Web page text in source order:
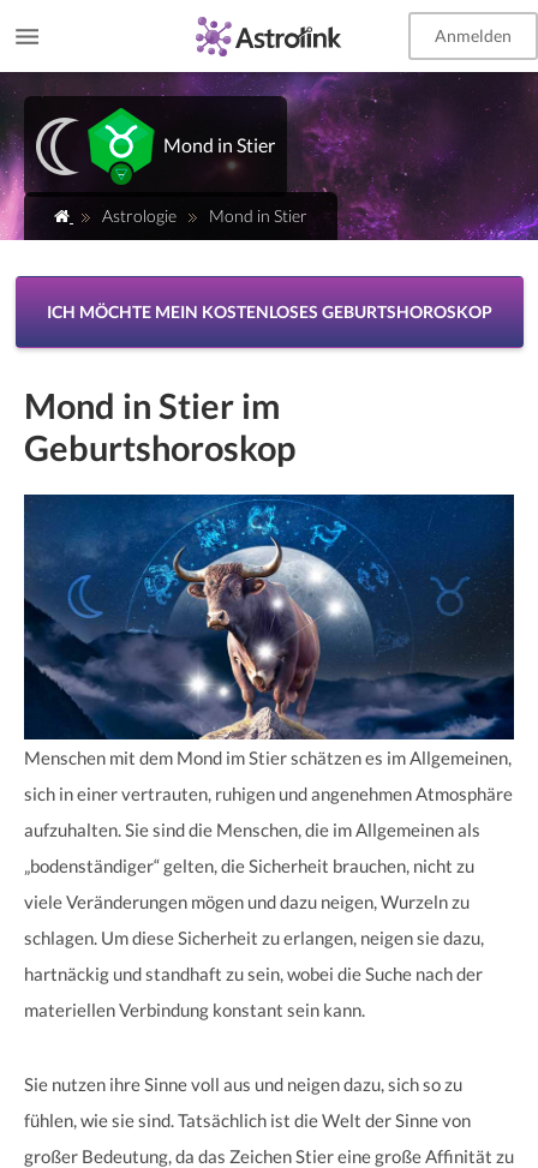
Anmelden
Mond in Stier
Astrologie Mond in Stier
ICH MÖCHTE MEIN KOSTENLOSES GEBURTSHOROSKOP
Mond in Stier im
Geburtshoroskop
Menschen mit dem Mond im Stier schätzen es im Allgemeinen,
sich in einer vertrauten, ruhigen und angenehmen Atmosphäre
aufzuhalten. Sie sind die Menschen, die im Allgemeinen als
„bodenständiger“ gelten, die Sicherheit brauchen, nicht zu
viele Veränderungen mögen und dazu neigen, Wurzeln zu
schlagen. Um diese Sicherheit zu erlangen, neigen sie dazu,
hartnäckig und standhaft zu sein, wobei die Suche nach der
materiellen Verbindung konstant sein kann.
Sie nutzen ihre Sinne voll aus und neigen dazu, sich so zu
fühlen, wie sie sind. Tatsächlich ist die Welt der Sinne von
großer Bedeutung, da das Zeichen Stier eine große Affinität zu